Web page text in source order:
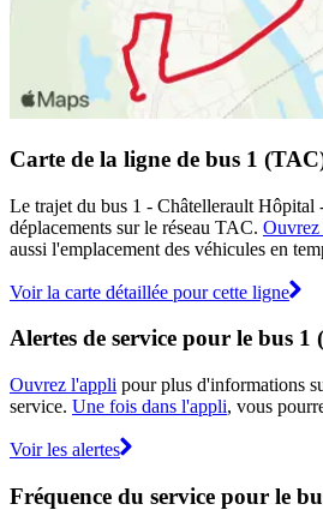
Carte de la ligne de bus 1
Le trajet du bus 1 - Châtellerault Hôpital
déplacements sur le réseau TAC.
aussi l'emplacement des véhicules en
Voir la carte détaillée pour cette ligne
Alertes de service pour le bus 1
Ouvrez l'appli pour plus d'informations
service. Une fois dans l'appli, vous
Voir les alertes
Fréquence du service pour le